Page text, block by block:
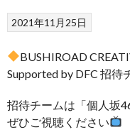
2021年11月25日
BUSHIROAD
Supported by DFC 招待
招待チームは「個人坂
ぜひご視聴ください